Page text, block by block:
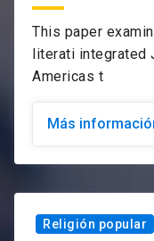
This paper
literati integrated
Americas t
Más
Religión popular